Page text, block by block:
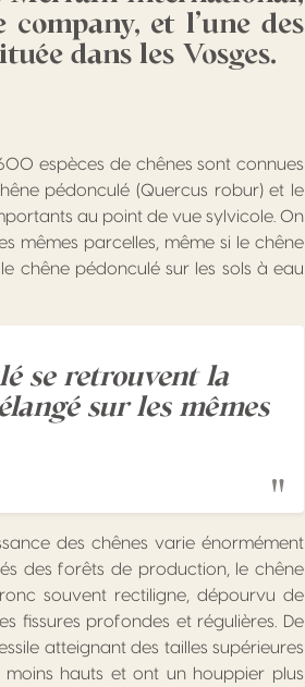
et l’une des
dans les Vosges.
espèces de chênes sont connues
pédonculé (Quercus robur) et le
au point de vue sylvicole. On
mêmes parcelles, même si le chêne
chêne pédonculé sur les sols à eau
se retrouvent la
sur les mêmes
des chênes varie énormément
des forêts de production, le chêne
souvent rectiligne, dépourvu de
fissures profondes et régulières. De
atteignant des tailles supérieures
hauts et ont un houppier plus